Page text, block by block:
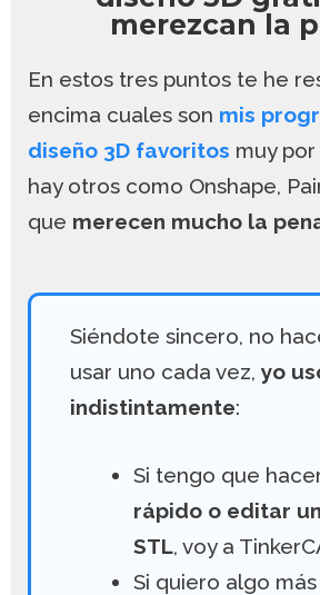
merezcan la
En estos tres puntos te he
encima cuales son mis
diseño 3D favoritos muy
hay otros como Onshape,
que merecen mucho la
Siéndote sincero, no
usar uno cada vez, yo
indistintamente:
Si tengo que
rápido o editar
STL, voy a
Si quiero algo